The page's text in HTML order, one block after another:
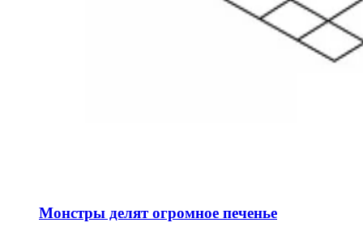
Монстры делят огромное печенье